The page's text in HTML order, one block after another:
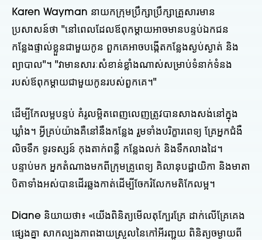
Karen Wayman នាយកក្រុមប្រឹក្សាប្រឹក្សាគ្រួសារមាន
ប្រសាសន៍ថា "នៅពេលដែលឪពុកម្តាយអាចមានបន្ទប់ឯកជន
កន្លែងផ្ទាល់ខ្លួនជាមួយកូន ពួកគេអាចបង្កើតកន្លែងស្ងប់ស្ងាត់ និង
ព្យាបាល"។ "វាមានសារៈសំខាន់ខ្លាំងណាស់សម្រាប់ទំនាក់ទំនង
របស់ឪពុកម្តាយជាមួយកូនរបស់ពួកគេ។"
ដើម្បីកែលម្អបន្ទប់ គំរូលម្អិតពេញលេញត្រូវបានសាងសង់នៅក្នុង
ឃ្លាំង។ អ្វីគ្រប់យ៉ាងគឺនៅនឹងកន្លែង រួមទាំងបរិក្ខារពេទ្យ គ្រែអ្នកជំងឺ
លិចទឹក ទូរទស្សន៍ កុងតាក់ពន្លឺ កន្លែងលក់ និងទឹកលាងដៃ។
បន្ទាប់មក អ្នកតំណាងមកពីក្រុមគ្រូពេទ្យ គិលានុបដ្ឋាយិកា និងមាតា
បិតាទាំងអស់បានដើរឆ្លងកាត់ដើម្បីចែករំលែកមតិកែលម្អ។
Diane និយាយ​ថា​៖ «​យើង​ពិនិត្យ​មើល​តុ​ក្បែរ​គ្រែ ដាក់​លើ​គ្រែ​គេង​
ផ្សេង​គ្នា សាកល្បង​ភាពងាយស្រួល​នៃ​កៅអី​រញ្ជួយ ពិនិត្យ​ចម្ងាយ​ពី​